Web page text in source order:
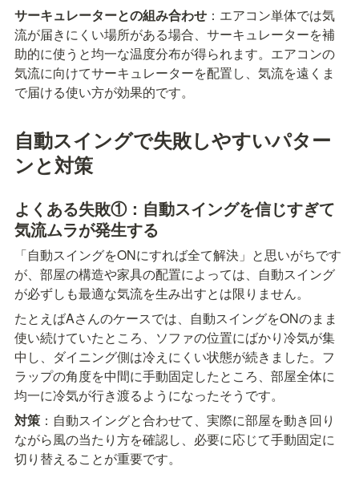
サーキュレーターとの組み合わせ ：エアコン単体では気
流が届きにくい場所がある場合、サーキュレーターを補
助的に使うと均一な温度分布が得られます。エアコンの
気流に向けてサーキュレーターを配置し、気流を遠くま
で届ける使い方が効果的です。
自動スイングで失敗しやすいパター
ンと対策
よくある失敗①：自動スイングを信じすぎて
気流ムラが発生する
「自動スイングをONにすれば全て解決」と思いがちです
が、部屋の構造や家具の配置によっては、自動スイング
が必ずしも最適な気流を生み出すとは限りません。
たとえばAさんのケースでは、自動スイングをONのまま
使い続けていたところ、ソファの位置にばかり冷気が集
中し、ダイニング側は冷えにくい状態が続きました。フ
ラップの角度を中間に手動固定したところ、部屋全体に
均一に冷気が行き渡るようになったそうです。
対策 ：自動スイングと合わせて、実際に部屋を動き回り
ながら風の当たり方を確認し、必要に応じて手動固定に
切り替えることが重要です。